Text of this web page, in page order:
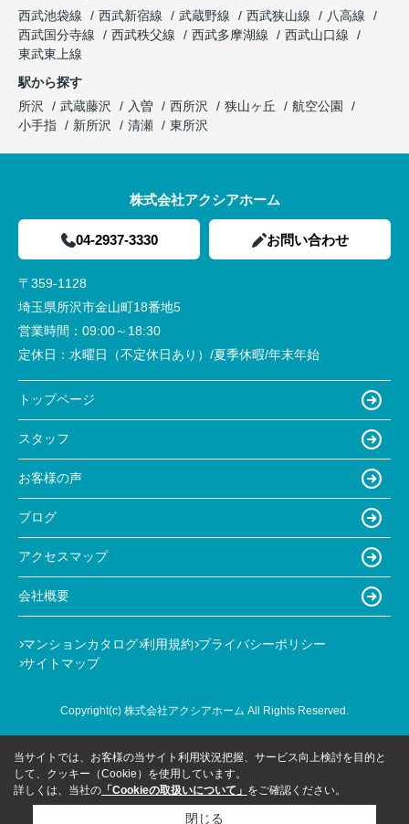
西武池袋線
西武新宿線 武蔵野線 西武狭山線
八高線
西武国分寺線
西武秩父線 西武多摩湖線
西武山口線
東武東上線
駅から探す
所沢
武蔵藤沢 入曽 西所沢 狭山ヶ丘
航空公園
小手指
新所沢 清瀬 東所沢
株式会社アクシアホーム
04-2937-3330 お問い合わせ
〒359-1128
埼玉県所沢市金山町18番地5
営業時間： 09:00～18:30
定休日： 水曜日（不定休日あり）/夏季休暇/年末年始
トップページ
スタッフ
お客様の声
ブログ
アクセスマップ
会社概要
マンションカタログ 利用規約 プライバシーポリシー
サイトマップ
Copyright(c) 株式会社アクシアホーム All Rights Reserved.
当サイトでは、お客様の当サイト利用状況把握、サービス向上検討を目的と
して、クッキー（Cookie）を使用しています。
詳しくは、当社の 「Cookieの取扱いについて」 をご確認ください。
閉じる